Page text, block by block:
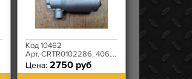
Код 10462
Арт. CRTR0102286, 406.1147051-02/РХХ-60 Ref.
Цена: 2750 руб